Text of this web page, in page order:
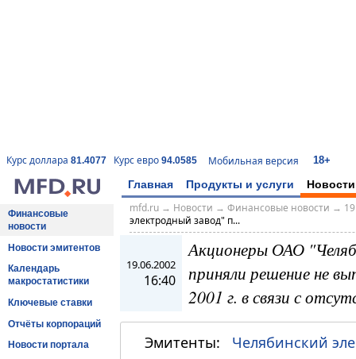
Курс доллара 81.4077 Курс евро 94.0585 Мобильная версия 18+
Главная Продукты и услуги Новости
Финансовые
новости
Новости эмитентов
Календарь
макростатистики
Ключевые ставки
Отчёты корпораций
Новости портала
mfd.ru→ Новости → Финансовые новости →
электродный завод" п...
19.06.2002
16:40
Акционеры ОАО
приняли решение не
2001 г. в связи с
Эмитенты: Челябинский